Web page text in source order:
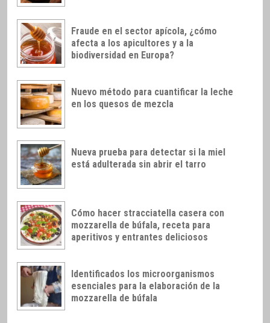
Fraude en el sector apícola, ¿cómo
afecta a los apicultores y a la
biodiversidad en Europa?
Nuevo método para cuantificar la leche
en los quesos de mezcla
Nueva prueba para detectar si la miel
está adulterada sin abrir el tarro
Cómo hacer stracciatella casera con
mozzarella de búfala, receta para
aperitivos y entrantes deliciosos
Identificados los microorganismos
esenciales para la elaboración de la
mozzarella de búfala